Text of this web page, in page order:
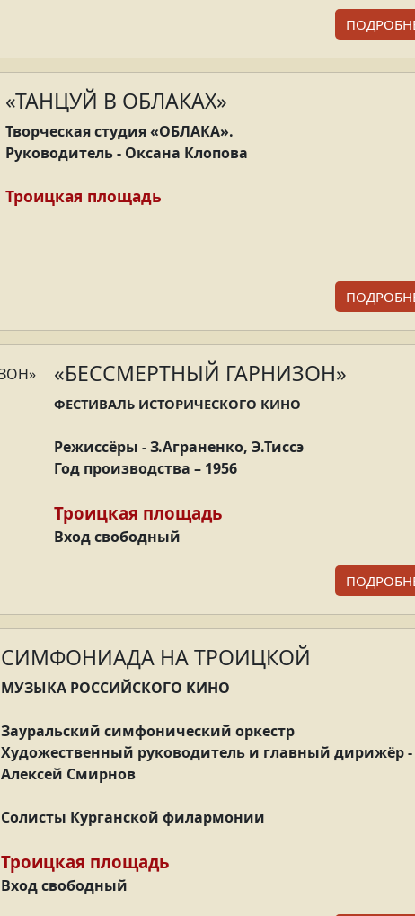
«ТАНЦУЙ В ОБЛАКАХ»
Творческая студия «ОБЛАКА».
Руководитель - Оксана Клопова
Троицкая площадь
«БЕССМЕРТНЫЙ ГАРНИЗОН»
ФЕСТИВАЛЬ ИСТОРИЧЕСКОГО КИНО
Режиссёры - З.Аграненко, Э.Тиссэ
Год производства – 1956
Троицкая площадь
Вход свободный
СИМФОНИАДА НА ТРОИЦКОЙ
МУЗЫКА РОССИЙСКОГО КИНО
Зауральский симфонический оркестр
Художественный руководитель и главный дирижёр -
Алексей Смирнов
Солисты Курганской филармонии
Троицкая площадь
Вход свободный